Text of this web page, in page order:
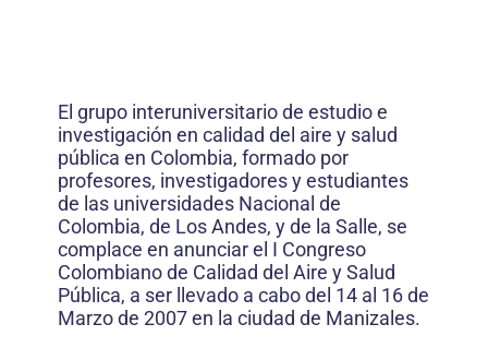
El grupo interuniversitario de estudio e
investigación en calidad del aire y salud
pública en Colombia, formado por
profesores, investigadores y estudiantes
de las universidades Nacional de
Colombia, de Los Andes, y de la Salle, se
complace en anunciar el I Congreso
Colombiano de Calidad del Aire y Salud
Pública, a ser llevado a cabo del 14 al 16 de
Marzo de 2007 en la ciudad de Manizales.